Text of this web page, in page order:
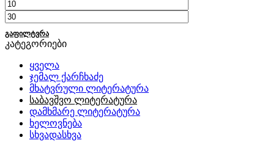
ᲒᲐᲤᲘᲚᲢᲕᲠᲐ
კატეგორიები
ყველა
ჯემალ ქარჩხაძე
მხატვრული ლიტერატურა
საბავშვო ლიტერატურა
დამხმარე ლიტერატურა
ხელოვნება
სხვადასხვა